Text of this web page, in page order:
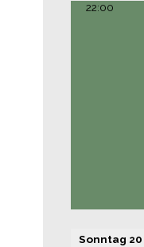
22:00
Sonntag 20